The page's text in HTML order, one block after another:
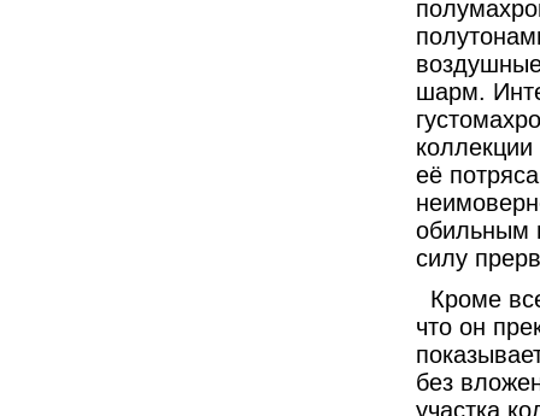
шарм.
её
обильным
силу
Кроме
что он
без
участка